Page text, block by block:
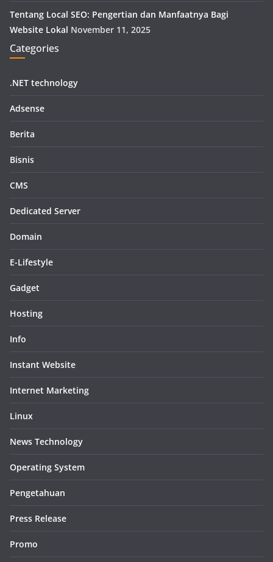
Tentang Local SEO: Pengertian dan Manfaatnya Bagi
Website Lokal November 11, 2025
Categories
.NET technology
Adsense
Berita
Bisnis
CMS
Dedicated Server
Domain
E-Lifestyle
Gadget
Hosting
Info
Instant Website
Internet Marketing
Linux
News Technology
Operating System
Pengetahuan
Press Release
Promo